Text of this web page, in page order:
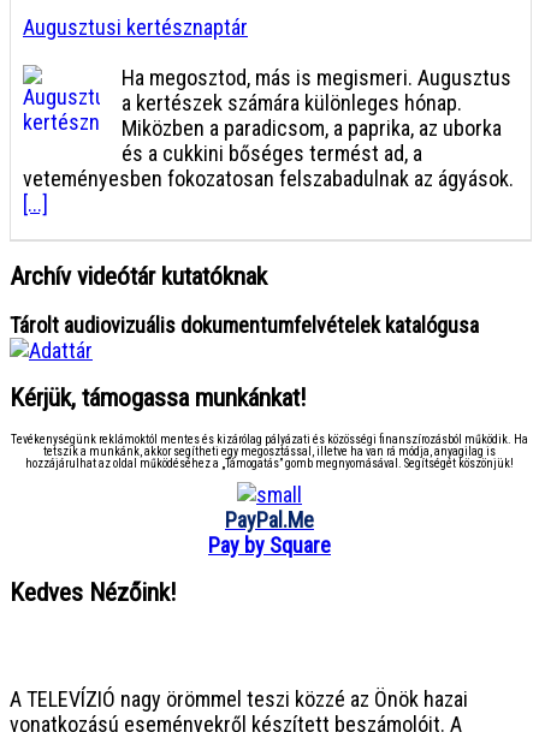
Augusztusi kertésznaptár
Ha megosztod, más is megismeri. Augusztus
a kertészek számára különleges hónap.
Miközben a paradicsom, a paprika, az uborka
és a cukkini bőséges termést ad, a
veteményesben fokozatosan felszabadulnak az ágyások.
[...]
Archív videótár kutatóknak
Tárolt audiovizuális dokumentumfelvételek katalógusa
Kérjük, támogassa munkánkat!
Tevékenységünk reklámoktól mentes és kizárólag pályázati és közösségi finanszírozásból működik. Ha
tetszik a munkánk, akkor segítheti egy megosztással, illetve ha van rá módja, anyagilag is
hozzájárulhat az oldal működéséhez a „Támogatás” gomb megnyomásával. Segítségét köszönjük!
PayPal.Me
Pay by Square
Kedves Nézőink!
A TELEVÍZIÓ nagy örömmel teszi közzé az Önök hazai
vonatkozású eseményekről készített beszámolóit. A